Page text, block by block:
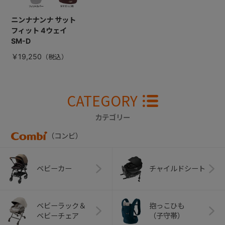
ニンナナンナ サット
フィット 4ウェイ
SM-D
￥19,250
CATEGORY
カテゴリー
（コンビ）
ベビーカー チャイルドシート
ベビーラック＆
ベビーチェア
抱っこひも
（子守帯）